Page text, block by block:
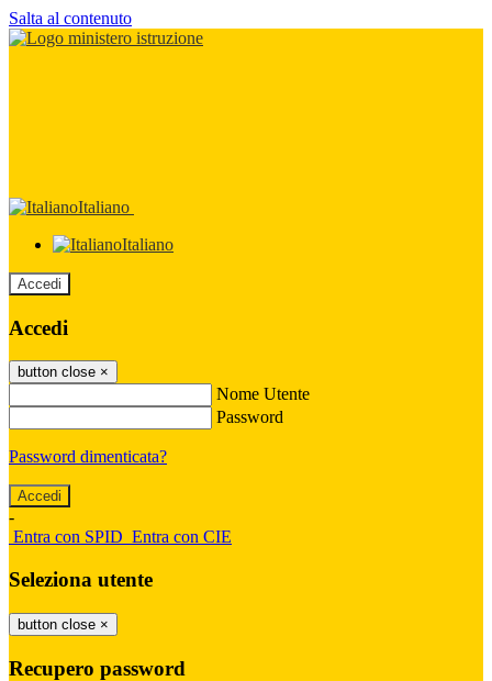
Salta al contenuto
Italiano
Italiano
Accedi
Accedi
button close ×
Nome Utente
Password
Password dimenticata?
-
Entra con SPID Entra con CIE
Seleziona utente
button close ×
Recupero password